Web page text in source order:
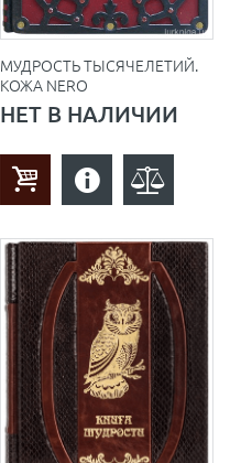
МУДРОСТЬ ТЫСЯЧЕЛЕТИЙ.
КОЖА NERO
НЕТ В НАЛИЧИИ